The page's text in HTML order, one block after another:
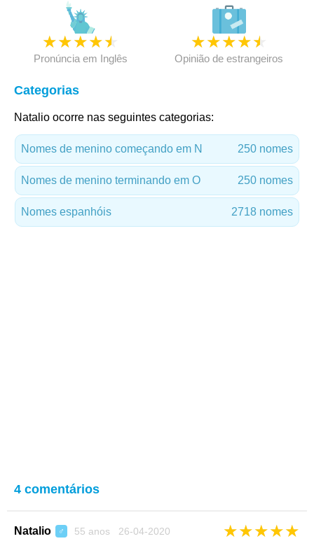
★★★★★
Pronúncia em Inglês
★★★★★
Opinião de estrangeiros
Categorias
Natalio ocorre nas seguintes categorias:
Nomes de menino começando em N 250 nomes
Nomes de menino terminando em O 250 nomes
Nomes espanhóis 2718 nomes
4 comentários
Natalio ♂ 55 anos 26-04-2020 ★★★★★